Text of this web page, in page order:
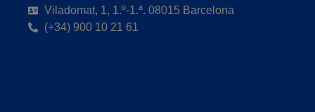
Viladomat, 1, 1.º-1.ª. 08015 Barcelona
(+34) 900 10 21 61